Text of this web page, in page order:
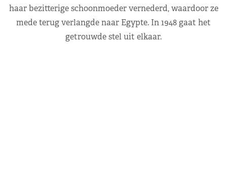
haar bezitterige schoonmoeder vernederd, waardoor ze
mede terug verlangde naar Egypte. In 1948 gaat het
getrouwde stel uit elkaar.